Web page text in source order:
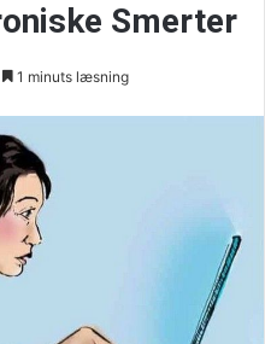
Smerter
1 minuts læsning